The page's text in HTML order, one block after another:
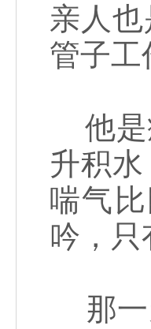
亲人
管子工
他是
升积
喘气
吟，
那一